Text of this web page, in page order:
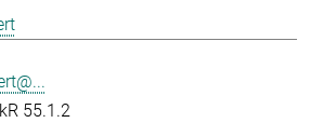
55.1.2